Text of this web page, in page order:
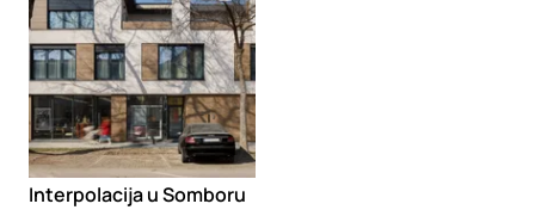
Interpolacija u Somboru